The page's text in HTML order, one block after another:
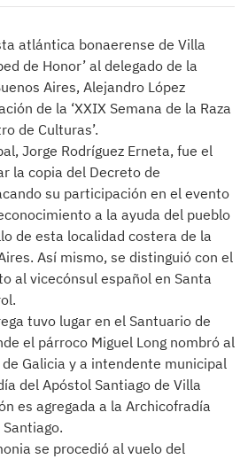
atlántica bonaerense de Villa
de Honor’ al delegado de la
Aires, Alejandro López
de la ‘XXIX Semana de la Raza
de Culturas’.
Jorge Rodríguez Erneta, fue el
la copia del Decreto de
su participación en el evento
a la ayuda del pueblo
de esta localidad costera de la
Así mismo, se distinguió con el
al vicecónsul español en Santa
tuvo lugar en el Santuario de
el párroco Miguel Long nombró al
Galicia y a intendente municipal
del Apóstol Santiago de Villa
es agregada a la Archicofradía
se procedió al vuelo del